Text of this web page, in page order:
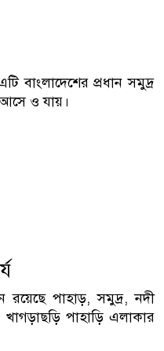
বাংলাদেশের প্রধান সমুদ্র
আসে ও যায়।
রয়েছে পাহাড়, সমুদ্র, নদী
খাগড়াছড়ি পাহাড়ি এলাকার